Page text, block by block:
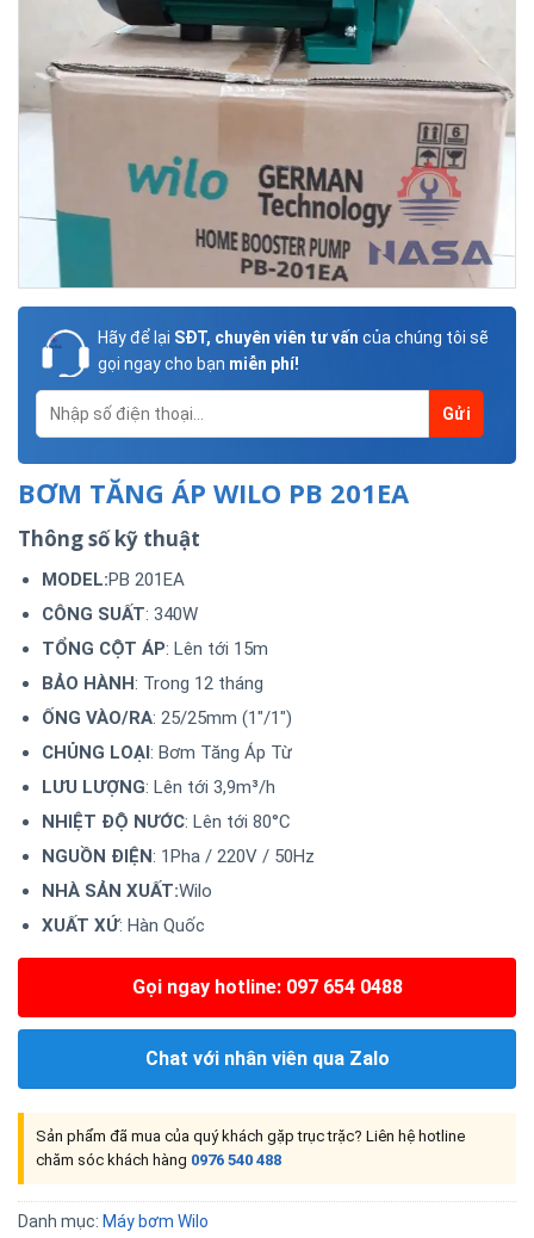
Hãy để lại SĐT, chuyên viên tư vấn của chúng tôi sẽ
gọi ngay cho bạn miễn phí!
BƠM TĂNG ÁP WILO PB 201EA
Thông số kỹ thuật
MODEL:PB 201EA
CÔNG SUẤT: 340W
TỔNG CỘT ÁP: Lên tới 15m
BẢO HÀNH: Trong 12 tháng
ỐNG VÀO/RA: 25/25mm (1″/1″)
CHỦNG LOẠI: Bơm Tăng Áp Từ
LƯU LƯỢNG: Lên tới 3,9m³/h
NHIỆT ĐỘ NƯỚC: Lên tới 80°C
NGUỒN ĐIỆN: 1Pha / 220V / 50Hz
NHÀ SẢN XUẤT:Wilo
XUẤT XỨ: Hàn Quốc
Gọi ngay hotline: 097 654 0488
Chat với nhân viên qua Zalo
Sản phẩm đã mua của quý khách gặp trục trặc? Liên hệ hotline
chăm sóc khách hàng 0976 540 488
Danh mục: Máy bơm Wilo